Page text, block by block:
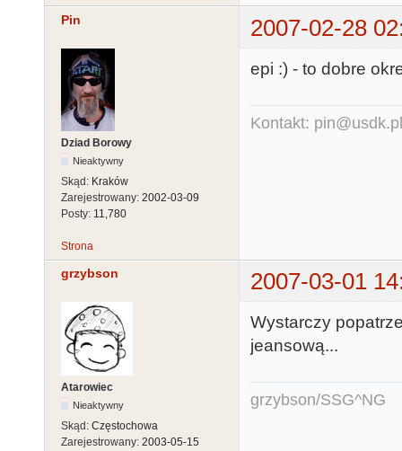
Pin 2007-02-28
Dziad Borowy
Nieaktywny
Skąd: Kraków
Zarejestrowany: 2002-03-09
Posty: 11,780
epi :) - to dobre
Kontakt: pin@usdk.pl
Strona
grzybson 2007-03-01
Atarowiec
Nieaktywny
Skąd: Częstochowa
Zarejestrowany: 2003-05-15
Wystarczy
jeansową...
grzybson/SSG^NG